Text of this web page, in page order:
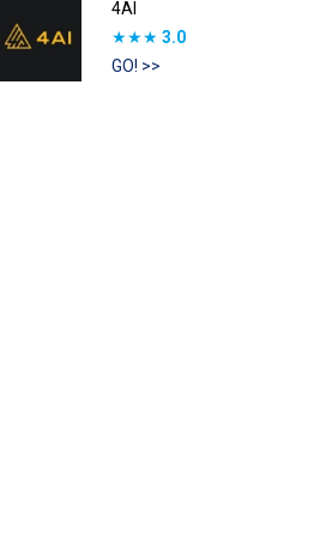
4AI
★★★ 3.0
GO! >>